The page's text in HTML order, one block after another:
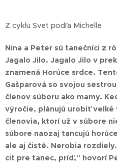
Z cyklu Svet podľa Michelle
Nina a Peter sú tanečníci z
Jagalo Jilo. Jagalo Jilo v
znamená Horúce srdce.
Gašparová so svojou
členov súboru ako mamy.
výročie, plánujú urobiť veľké
členovia, ktorí už v súbore
súbore naozaj tancujú
ale aj čisté. Nerobia
cit pre tanec, príď," hovorí